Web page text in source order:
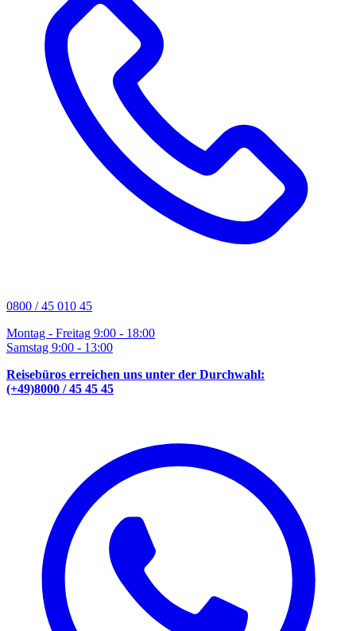
0800 / 45 010 45
Montag - Freitag 9:00 - 18:00
Samstag 9:00 - 13:00
Reisebüros erreichen uns unter der Durchwahl:
(+49)8000 / 45 45 45